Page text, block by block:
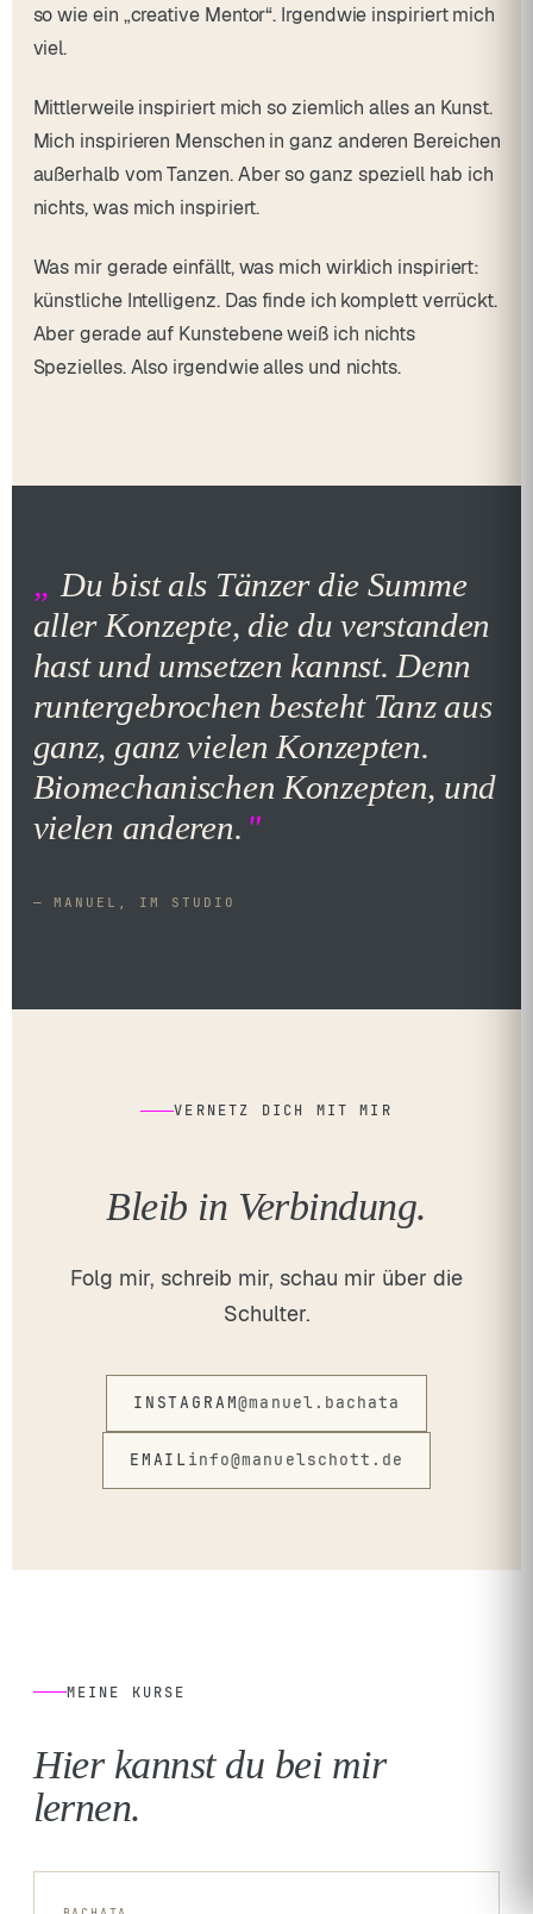
so wie ein „creative Mentor“. Irgendwie inspiriert mich
viel.
Mittlerweile inspiriert mich so ziemlich alles an Kunst.
Mich inspirieren Menschen in ganz anderen Bereichen
außerhalb vom Tanzen. Aber so ganz speziell hab ich
nichts, was mich inspiriert.
Was mir gerade einfällt, was mich wirklich inspiriert:
künstliche Intelligenz. Das finde ich komplett verrückt.
Aber gerade auf Kunstebene weiß ich nichts
Spezielles. Also irgendwie alles und nichts.
Du bist als Tänzer die Summe
aller Konzepte, die du verstanden
hast und umsetzen kannst. Denn
runtergebrochen besteht Tanz aus
ganz, ganz vielen Konzepten.
Biomechanischen Konzepten, und
vielen anderen.
— MANUEL, IM STUDIO
VERNETZ DICH MIT MIR
Bleib in Verbindung.
Folg mir, schreib mir, schau mir über die
Schulter.
INSTAGRAM@manuel.bachata
EMAILinfo@manuelschott.de
MEINE KURSE
Hier kannst du bei mir
lernen.